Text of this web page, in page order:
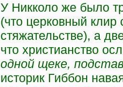
У Никколо же было
(что церковный клир
стяжательстве), а
что христианство
одной щеке,
историк Гиббон